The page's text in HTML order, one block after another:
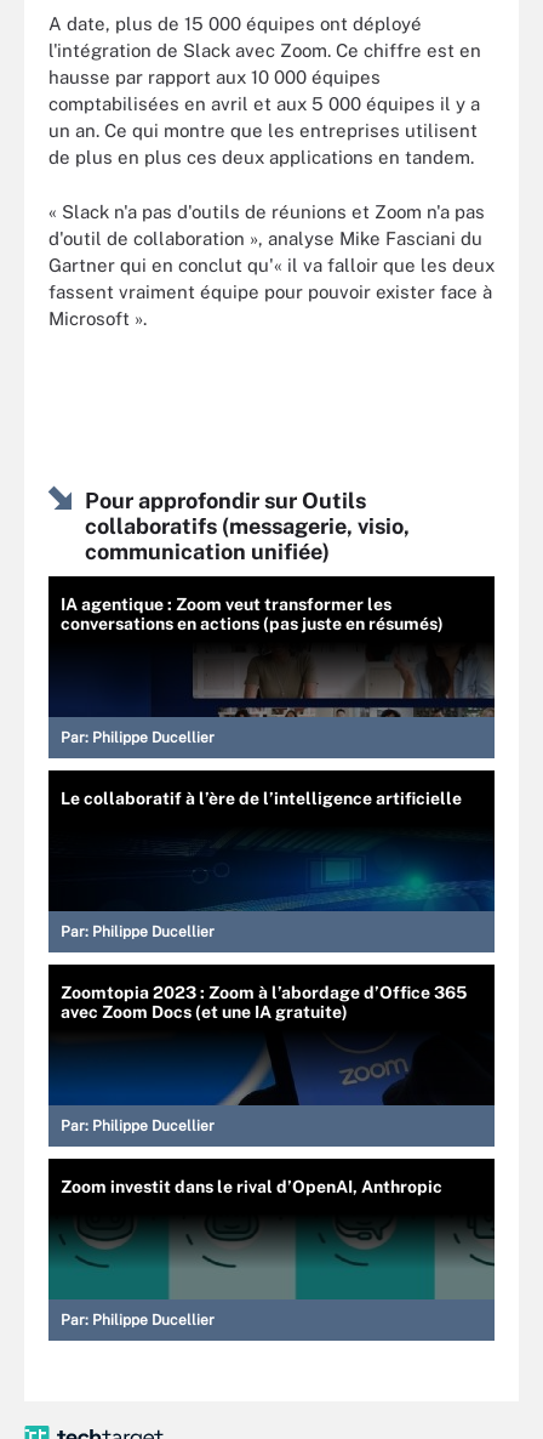
A date, plus de 15 000 équipes ont déployé
l'intégration de Slack avec Zoom. Ce chiffre est en
hausse par rapport aux 10 000 équipes
comptabilisées en avril et aux 5 000 équipes il y a
un an. Ce qui montre que les entreprises utilisent
de plus en plus ces deux applications en tandem.
« Slack n'a pas d'outils de réunions et Zoom n'a pas
d'outil de collaboration », analyse Mike Fasciani du
Gartner qui en conclut qu'« il va falloir que les deux
fassent vraiment équipe pour pouvoir exister face à
Microsoft ».
Pour approfondir sur Outils
collaboratifs (messagerie, visio,
communication unifiée)
IA agentique : Zoom veut transformer les
conversations en actions (pas juste en résumés)
Par: Philippe Ducellier
Le collaboratif à l’ère de l’intelligence artificielle
Par: Philippe Ducellier
Zoomtopia 2023 : Zoom à l’abordage d’Office 365
avec Zoom Docs (et une IA gratuite)
Par: Philippe Ducellier
Zoom investit dans le rival d’OpenAI, Anthropic
Par: Philippe Ducellier